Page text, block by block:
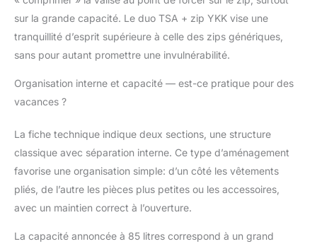
sur la grande capacité. Le duo TSA + zip YKK vise une
tranquillité d’esprit supérieure à celle des zips génériques,
sans pour autant promettre une invulnérabilité.
Organisation interne et capacité — est-ce pratique pour des
vacances ?
La fiche technique indique deux sections, une structure
classique avec séparation interne. Ce type d’aménagement
favorise une organisation simple: d’un côté les vêtements
pliés, de l’autre les pièces plus petites ou les accessoires,
avec un maintien correct à l’ouverture.
La capacité annoncée à 85 litres correspond à un grand